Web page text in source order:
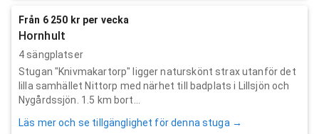
Från 6 250 kr per vecka
Hornhult
4 sängplatser
Stugan "Knivmakartorp" ligger naturskönt strax utanför det
lilla samhället Nittorp med närhet till badplats i Lillsjön och
Nygårdssjön. 1.5 km bort...
Läs mer och se tillgänglighet för denna stuga →